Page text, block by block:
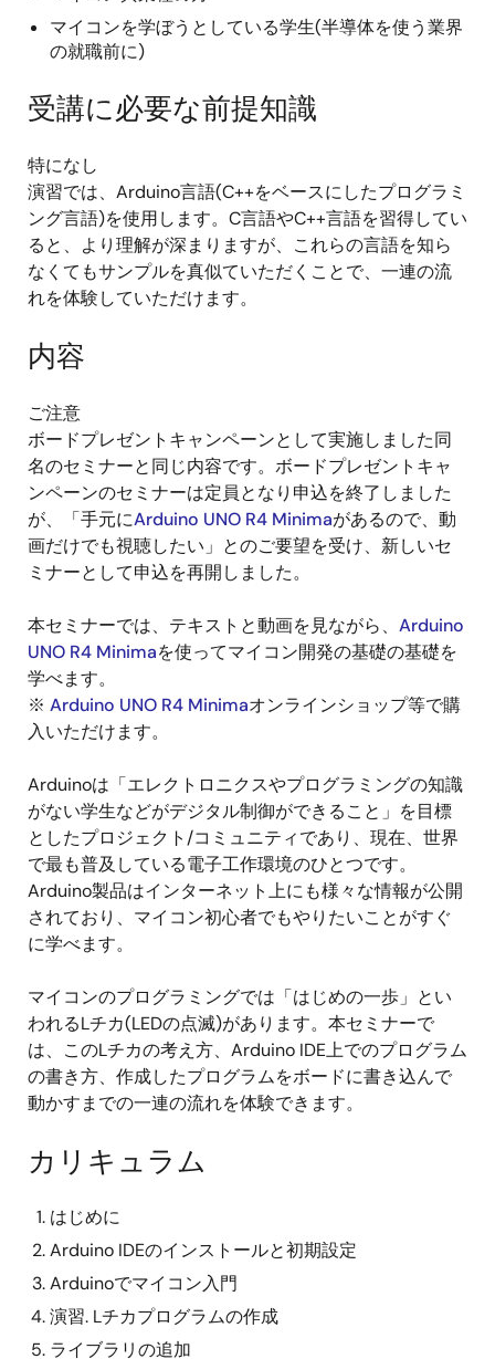
マイコンを学ぼうとしている学生(半導体を使う業界
の就職前に)
受講に必要な前提知識
特になし
演習では、Arduino言語(C++をベースにしたプログラミ
ング言語)を使用します。C言語やC++言語を習得してい
ると、より理解が深まりますが、これらの言語を知ら
なくてもサンプルを真似ていただくことで、一連の流
れを体験していただけます。
内容
ご注意
ボードプレゼントキャンペーンとして実施しました同
名のセミナーと同じ内容です。ボードプレゼントキャ
ンペーンのセミナーは定員となり申込を終了しました
が、「手元にArduino UNO R4 Minimaがあるので、動
画だけでも視聴したい」とのご要望を受け、新しいセ
ミナーとして申込を再開しました。
本セミナーでは、テキストと動画を見ながら、 Arduino
UNO R4 Minimaを使ってマイコン開発の基礎の基礎を
学べます。
※ Arduino UNO R4 Minimaオンラインショップ等で購
入いただけます。
Arduinoは「エレクトロニクスやプログラミングの知識
がない学生などがデジタル制御ができること」を目標
としたプロジェクト/コミュニティであり、現在、世界
で最も普及している電子工作環境のひとつです。
Arduino製品はインターネット上にも様々な情報が公開
されており、マイコン初心者でもやりたいことがすぐ
に学べます。
マイコンのプログラミングでは「はじめの一歩」とい
われるLチカ(LEDの点滅)があります。本セミナーで
は、このLチカの考え方、Arduino IDE上でのプログラム
の書き方、作成したプログラムをボードに書き込んで
動かすまでの一連の流れを体験できます。
カリキュラム
はじめに
Arduino IDEのインストールと初期設定
Arduinoでマイコン入門
演習. Lチカプログラムの作成
ライブラリの追加